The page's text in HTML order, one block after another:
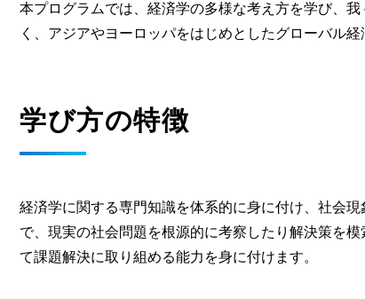
本プログラムでは、経済学の多様な考え方を学び、
く、アジアやヨーロッパをはじめとしたグローバル
学び方の特徴
経済学に関する専門知識を体系的に身に付け、社会
で、現実の社会問題を根源的に考察したり解決策を
て課題解決に取り組める能力を身に付けます。